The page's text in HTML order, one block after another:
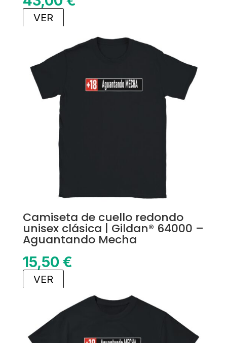
VER
Camiseta de cuello redondo
unisex clásica | Gildan® 64000 –
Aguantando Mecha
15,50 €
VER